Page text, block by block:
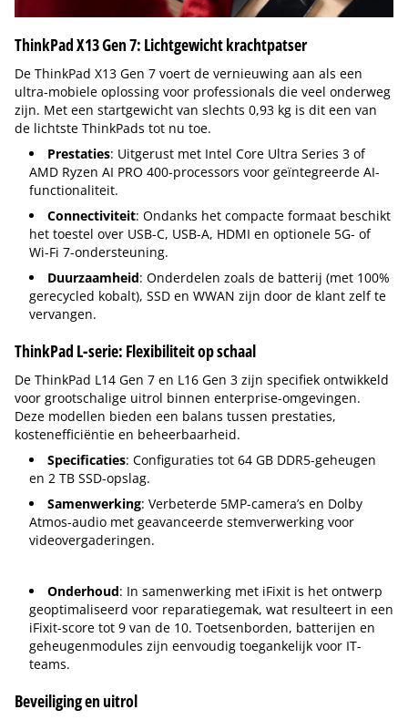
ThinkPad X13 Gen 7: Lichtgewicht krachtpatser
De ThinkPad X13 Gen 7 voert de vernieuwing aan als een
ultra-mobiele oplossing voor professionals die veel onderweg
zijn. Met een startgewicht van slechts 0,93 kg is dit een van
de lichtste ThinkPads tot nu toe.
Prestaties: Uitgerust met Intel Core Ultra Series 3 of
AMD Ryzen AI PRO 400-processors voor geïntegreerde AI-
functionaliteit.
Connectiviteit: Ondanks het compacte formaat beschikt
het toestel over USB-C, USB-A, HDMI en optionele 5G- of
Wi-Fi 7-ondersteuning.
Duurzaamheid: Onderdelen zoals de batterij (met 100%
gerecycled kobalt), SSD en WWAN zijn door de klant zelf te
vervangen.
ThinkPad L-serie: Flexibiliteit op schaal
De ThinkPad L14 Gen 7 en L16 Gen 3 zijn specifiek ontwikkeld
voor grootschalige uitrol binnen enterprise-omgevingen.
Deze modellen bieden een balans tussen prestaties,
kostenefficiëntie en beheerbaarheid.
Specificaties: Configuraties tot 64 GB DDR5-geheugen
en 2 TB SSD-opslag.
Samenwerking: Verbeterde 5MP-camera’s en Dolby
Atmos-audio met geavanceerde stemverwerking voor
videovergaderingen.
Onderhoud: In samenwerking met iFixit is het ontwerp
geoptimaliseerd voor reparatiegemak, wat resulteert in een
iFixit-score tot 9 van de 10. Toetsenborden, batterijen en
geheugenmodules zijn eenvoudig toegankelijk voor IT-
teams.
Beveiliging en uitrol